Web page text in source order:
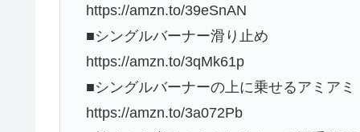
https://amzn.to/39eSnAN
■シングルバーナー滑り止め
https://amzn.to/3qMk61p
■シングルバーナーの上に乗せるアミアミ
https://amzn.to/3a072Pb